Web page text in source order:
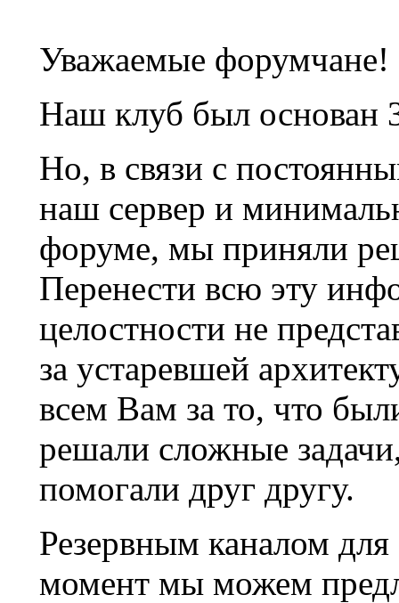
Уважаемые форумчане!
Наш клуб был основан
Но, в связи с
наш сервер и
форуме, мы приняли
Перенести всю эту
целостности не
за устаревшей
всем Вам за то, что
решали сложные
помогали друг другу.
Резервным каналом
момент мы можем